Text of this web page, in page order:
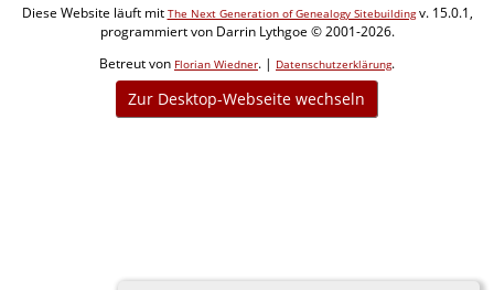
Diese Website läuft mit The Next Generation of Genealogy Sitebuildingv. 15.0.1,
programmiert von Darrin Lythgoe © 2001-2026.
Betreut von Florian Wiedner. | Datenschutzerklärung.
Zur Desktop-Webseite wechseln